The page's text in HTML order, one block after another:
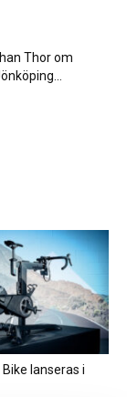
Thor om
lanseras i